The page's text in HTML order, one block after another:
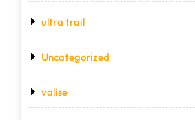
ultra trail
Uncategorized
valise